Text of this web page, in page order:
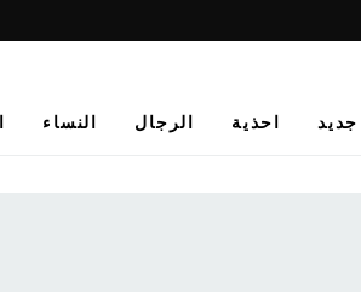
جديد احذية الرجال النساء